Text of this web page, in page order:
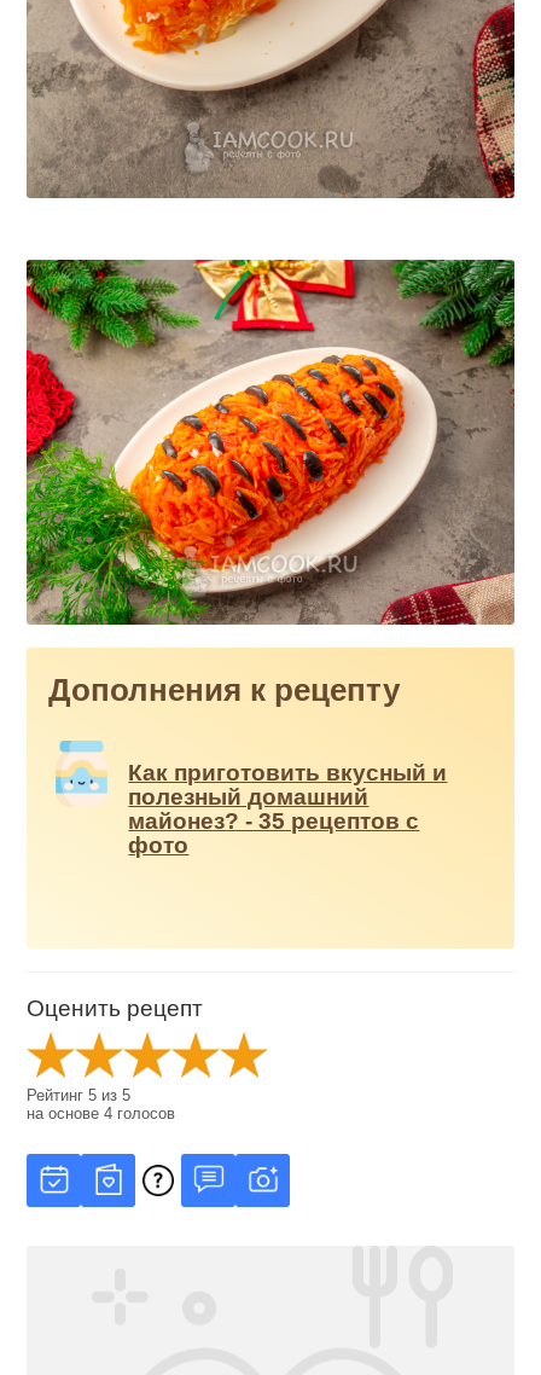
Дополнения к рецепту
Как приготовить вкусный и
полезный домашний
майонез? - 35 рецептов с
фото
Оценить рецепт
Рейтинг5 из5
на основе4 голосов